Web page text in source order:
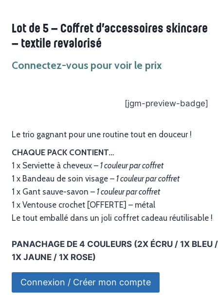
Lot de 5 – Coffret d’accessoires skincare
– textile revalorisé
Connectez-vous pour voir le prix
[jgm-preview-badge]
Le trio gagnant pour une routine tout en douceur !
CHAQUE PACK CONTIENT…
1 x Serviette à cheveux – 1 couleur par coffret
1 x Bandeau de soin visage – 1 couleur par coffret
1 x Gant sauve-savon – 1 couleur par coffret
1 x Ventouse crochet [OFFERTE] – métal
Le tout emballé dans un joli coffret cadeau réutilisable !
PANACHAGE DE 4 COULEURS (2X ÉCRU / 1X BLEU /
1X JAUNE / 1X ROSE)
Connexion / Créer mon compte